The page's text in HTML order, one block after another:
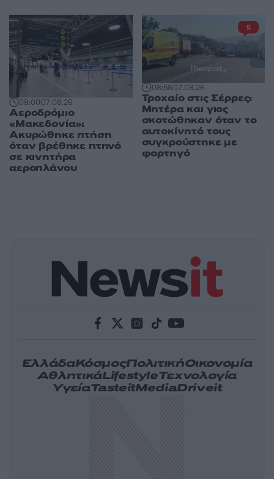
09:0007.08.26
Αεροδρόμιο
«Μακεδονία»:
Ακυρώθηκε πτήση
όταν βρέθηκε πτηνό
σε κινητήρα
αεροπλάνου
08:5807.08.26
Τροχαίο στις Σέρρες:
Μητέρα και γιος
σκοτώθηκαν όταν το
αυτοκίνητό τους
συγκρούστηκε με
φορτηγό
5
ΕλλάδαΚόσμοςΠολιτικήΟικονομία
ΑθλητικάLifestyleΤεχνολογία
ΥγείαTasteitMediaDriveit